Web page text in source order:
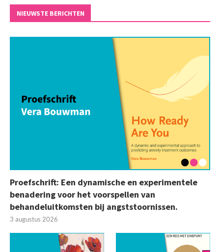
NIEUWSTE BERICHTEN
Proefschrift: Een dynamische en experimentele
benadering voor het voorspellen van
behandeluitkomsten bij angststoornissen.
3 augustus 2026